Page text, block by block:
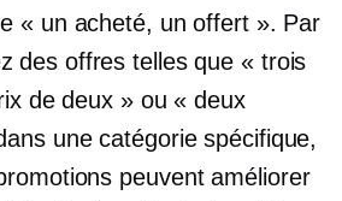
« un acheté, un offert ». Par
des offres telles que « trois
de deux » ou « deux
une catégorie spécifique,
peuvent améliorer